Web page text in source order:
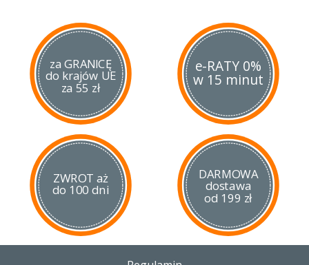
za GRANICĘ
do krajów UE
za 55 zł
e-RATY 0%
w 15 minut
ZWROT aż
do 100 dni
DARMOWA
dostawa
od 199 zł